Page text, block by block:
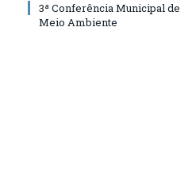
3ª Conferência Municipal de
Meio Ambiente